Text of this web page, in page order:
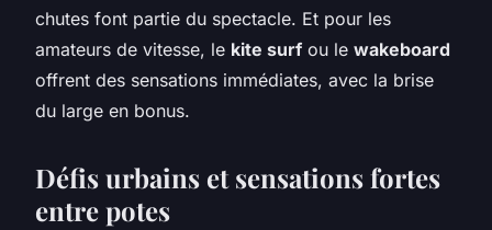
chutes font partie du spectacle. Et pour les
amateurs de vitesse, le kite surf ou le wakeboard
offrent des sensations immédiates, avec la brise
du large en bonus.
Défis urbains et sensations fortes
entre potes